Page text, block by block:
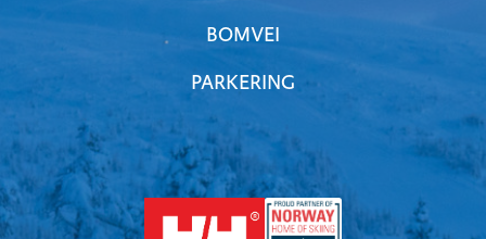
BOMVEI
PARKERING